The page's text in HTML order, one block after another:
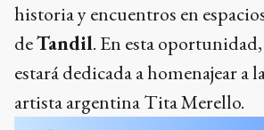
historia y encuentros en
deTandil. En esta
estará dedicada a homenajear a
artista argentina Tita Merello.